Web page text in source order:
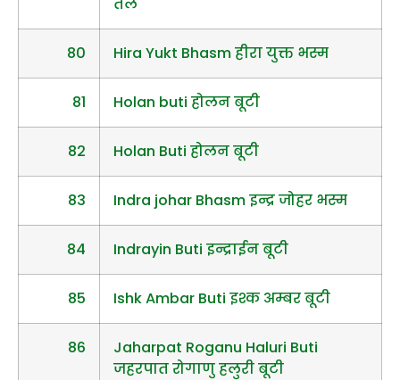
80 Hira Yukt Bhasm हीरा युक्त भस्म
81 Holan buti होलन बूटी
82 Holan Buti होलन बूटी
83 Indra johar Bhasm इन्द्र जोहर भस्म
84 Indrayin Buti इन्द्राईन बूटी
85 Ishk Ambar Buti इश्क अम्बर बूटी
86
Jaharpat Roganu Haluri Buti
जहरपात रोगाणु हलुरी बूटी